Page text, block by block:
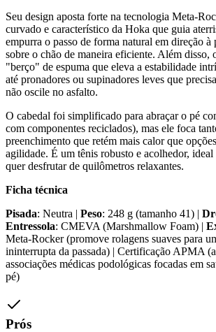
Seu design aposta forte na tecnologia Meta-
curvado e característico da Hoka que guia
empurra o passo de forma natural em direção
sobre o chão de maneira eficiente. Além disso,
"berço" de espuma que eleva a estabilidade
até pronadores ou supinadores leves que
não oscile no asfalto.
O cabedal foi simplificado para abraçar o pé
com componentes reciclados), mas ele foca
preenchimento que retém mais calor que
agilidade. É um tênis robusto e acolhedor, ideal
quer desfrutar de quilômetros relaxantes.
Ficha técnica
Pisada: Neutra | Peso: 248 g (tamanho 41) |
Entressola: CMEVA (Marshmallow Foam) |
Meta-Rocker (promove rolagens suaves para
ininterrupta da passada) | Certificação APMA
associações médicas podológicas focadas em
pé)
Prós